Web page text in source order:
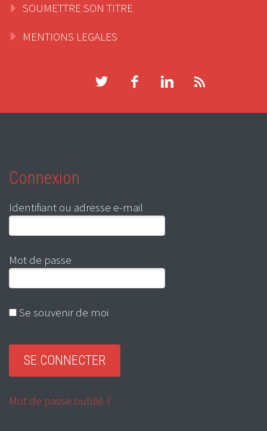
SOUMETTRE SON TITRE
MENTIONS LEGALES
Connexion
Identifiant ou adresse e-mail
Mot de passe
Se souvenir de moi
Mot de passe oublié ?